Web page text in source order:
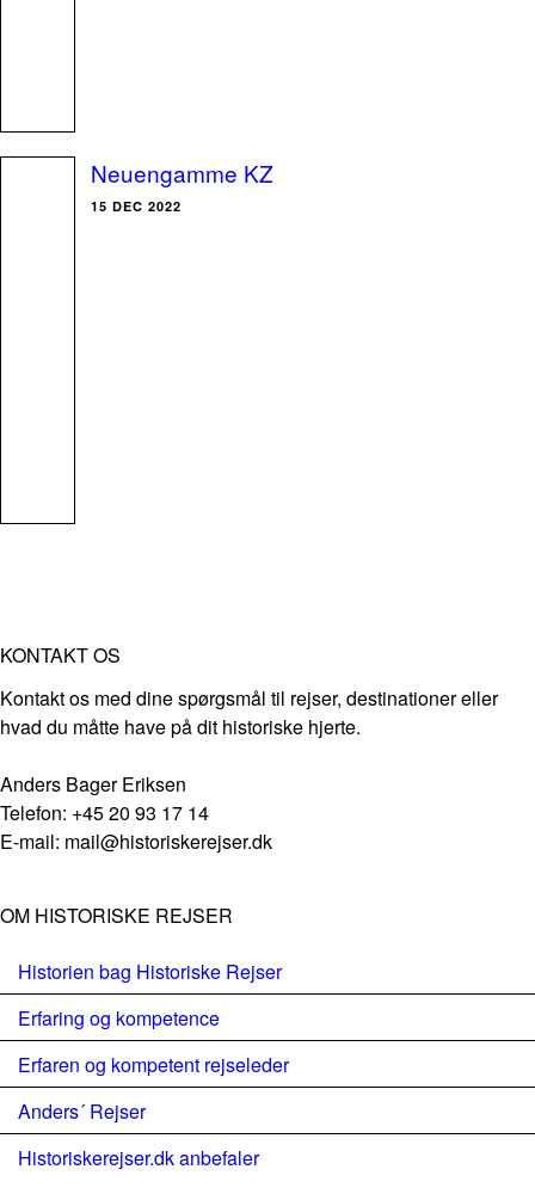
Neuengamme KZ
15 DEC 2022
KONTAKT OS
Kontakt os med dine spørgsmål til rejser, destinationer eller
hvad du måtte have på dit historiske hjerte.
Anders Bager Eriksen
Telefon: +45 20 93 17 14
E-mail: mail@historiskerejser.dk
OM HISTORISKE REJSER
Historien bag Historiske Rejser
Erfaring og kompetence
Erfaren og kompetent rejseleder
Anders´ Rejser
Historiskerejser.dk anbefaler